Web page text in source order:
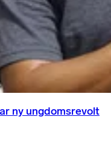
ny ungdomsrevolt